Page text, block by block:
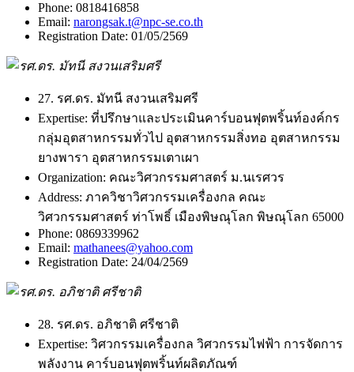
Phone: 0818416858
Email: narongsak.t@npc-se.co.th
Registration Date: 01/05/2569
27. รศ.ดร. มัทนี สงวนเสริมศรี
Expertise: ที่ปรึกษาและประเมินคาร์บอนฟุตพริ้นท์องค์กร
กลุ่มอุตสาหกรรมทั่วไป อุตสาหกรรมสิ่งทอ อุตสาหกรรม
ยางพารา อุตสาหกรรมเตาเผา
Organization: คณะวิศวกรรมศาสตร์ ม.นเรศวร
Address: ภาควิชาวิศวกรรมเครื่องกล คณะ
วิศวกรรมศาสตร์ ท่าโพธิ์ เมืองพิษณุโลก พิษณุโลก 65000
Phone: 0869339962
Email: mathanees@yahoo.com
Registration Date: 24/04/2569
28. รศ.ดร. อภิชาติ ศรีชาติ
Expertise: วิศวกรรมเครื่องกล วิศวกรรมไฟฟ้า การจัดการ
พลังงาน คาร์บอนฟุตพริ้นท์ผลิตภัณฑ์